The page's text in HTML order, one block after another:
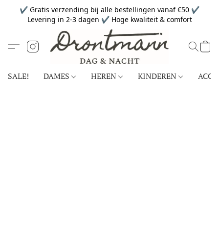
✔ Gratis verzending bij alle bestellingen vanaf €50 ✔
Levering in 2-3 dagen ✔ Hoge kwaliteit & comfort
SALE! DAMES HEREN KINDEREN